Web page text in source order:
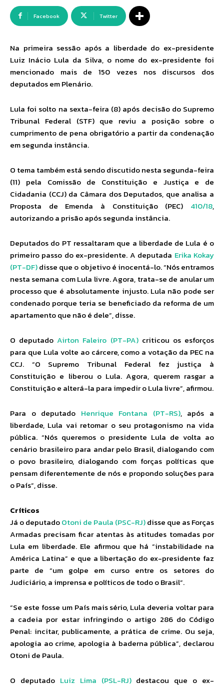
Facebook Twitter
Na primeira sessão após a liberdade do ex-presidente
Luiz Inácio Lula da Silva, o nome do ex-presidente foi
mencionado mais de 150 vezes nos discursos dos
deputados em Plenário.
Lula foi solto na sexta-feira (8) após decisão do Supremo
Tribunal Federal (STF) que reviu a posição sobre o
cumprimento de pena obrigatório a partir da condenação
em segunda instância.
O tema também está sendo discutido nesta segunda-feira
(11) pela Comissão de Constituição e Justiça e de
Cidadania (CCJ) da Câmara dos Deputados, que analisa a
Proposta de Emenda à Constituição (PEC) 410/18,
autorizando a prisão após segunda instância.
Deputados do PT ressaltaram que a liberdade de Lula é o
primeiro passo do ex-presidente. A deputada Erika Kokay
(PT-DF)disse que o objetivo é inocentá-lo. “Nós entramos
nesta semana com Lula livre. Agora, trata-se de anular um
processo que é absolutamente injusto. Lula não pode ser
condenado porque teria se beneficiado da reforma de um
apartamento que não é dele”, disse.
O deputadoAirton Faleiro (PT-PA)criticou os esforços
para que Lula volte ao cárcere, como a votação da PEC na
CCJ. “O Supremo Tribunal Federal fez justiça à
Constituição e liberou o Lula. Agora, querem rasgar a
Constituição e alterá-la para impedir o Lula livre”, afirmou.
Para o deputado Henrique Fontana (PT-RS), após a
liberdade, Lula vai retomar o seu protagonismo na vida
pública. “Nós queremos o presidente Lula de volta ao
cenário brasileiro para andar pelo Brasil, dialogando com
o povo brasileiro, dialogando com forças políticas que
pensam diferentemente de nós e propondo soluções para
o País”, disse.
Críticos
Já o deputadoOtoni de Paula (PSC-RJ)disse que as Forças
Armadas precisam ficar atentas às atitudes tomadas por
Lula em liberdade. Ele afirmou que há “instabilidade na
América Latina” e que a libertação do ex-presidente faz
parte de “um golpe em curso entre os setores do
Judiciário, a imprensa e políticos de todo o Brasil”.
“Se este fosse um País mais sério, Lula deveria voltar para
a cadeia por estar infringindo o artigo 286 do Código
Penal: incitar, publicamente, a prática de crime. Ou seja,
apologia ao crime, apologia à baderna pública”, declarou
Otoni de Paula.
O deputado Luiz Lima (PSL-RJ)destacou que o ex-